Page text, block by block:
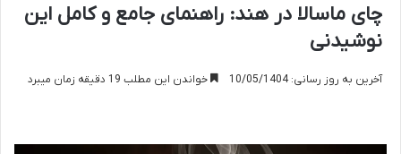
چای ماسالا در هند: راهنمای جامع و کامل این
نوشیدنی
آخرین به روز رسانی: 10/05/1404 خواندن این مطلب 19 دقیقه زمان میبرد